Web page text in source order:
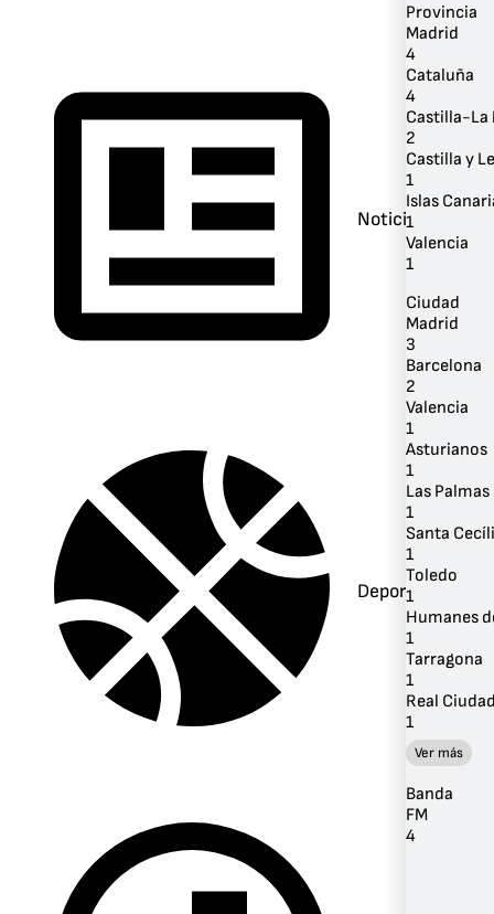
Noticias
Deportes
Provincia
Madrid
4
Cataluña
4
Castilla-La
2
Castilla y
1
Islas
1
Valencia
1
Ciudad
Madrid
3
Barcelona
2
Valencia
1
Asturianos
1
Las
1
Santa
1
Toledo
1
Humanes
1
Tarragona
1
Real
1
Ver más
Banda
FM
4